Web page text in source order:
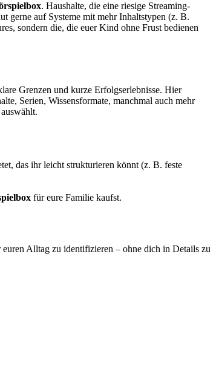
. Haushalte, die eine riesige Streaming-
gerne auf Systeme mit mehr Inhaltstypen (z. B.
sondern die, die euer Kind ohne Frust bedienen
Grenzen und kurze Erfolgserlebnisse. Hier
Serien, Wissensformate, manchmal auch mehr
das ihr leicht strukturieren könnt (z. B. feste
für eure Familie kaufst.
euren Alltag zu identifizieren – ohne dich in Details zu